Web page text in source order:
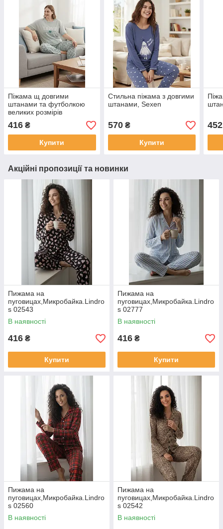
Піжама щ довгими
штанами та футболкою
великих розмірів
416 ₴
Купити
Стильна піжама з довгими
штанами, Sexen
570₴
Купити
452
Акційні пропозиції та новинки
Пижама на
пуговицах,Микробайка.Lindro
s 02543
В наявності
416 ₴
Купити
Пижама на
пуговицах,Микробайка.Lindro
s 02777
В наявності
416 ₴
Купити
Пижама на
пуговицах,Микробайка.Lindro
s 02560
В наявності
Пижама на
пуговицах,Микробайка.Lindro
s 02542
В наявності